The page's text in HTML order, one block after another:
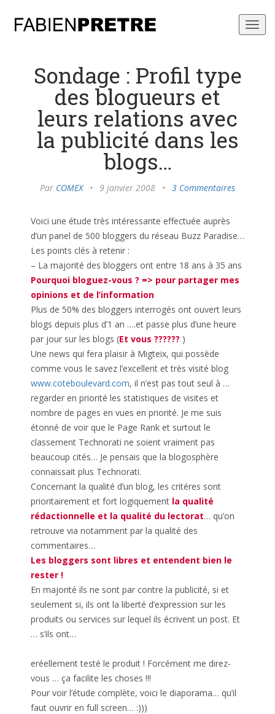
Sondage : Profil type
des blogueurs et
leurs relations avec
la publicité dans les
blogs…
Par COMEX • 9 janvier 2008 • 3 Commentaires
Voici une étude très intéressante effectuée auprès
d’un panel de 500 bloggers du réseau Buzz Paradise…
Les points clés à retenir :
– La majorité des bloggers ont entre 18 ans à 35 ans
Pourquoi bloguez-vous ? => pour partager mes
opinions et de l’information
Plus de 50% des bloggers interrogés ont ouvert leurs
blogs depuis plus d’1 an ….et passe plus d’une heure
par jour sur les blogs (Et vous ?????? )
Une news qui fera plaisir à Migteix, qui possède
comme vous le savez l’excellent et très visité blog
www.coteboulevard.com, il n’est pas tout seul à …
regarder en priorité les statistiques de visites et
nombre de pages en vues en priorité. Je me suis
étonné de voir que le Page Rank et surtout le
classement Technorati ne soient vraiment pas
beaucoup cités… Je pensais que la blogosphère
connaissait plus Technorati.
Concernant la qualité d’un blog, les critéres sont
prioritairement et fort logiquement la qualité
rédactionnelle et la qualité du lectorat… qu’on
retrouve via notamment par la qualité des
commentaires…
Les bloggers sont libres et entendent bien le
rester !
En majorité ils ne sont par contre la publicité, si et
seulement si, ils ont la liberté d’expression sur les
produits ou services sur lequel ils écrivent un post. Et
… s’ils ont…
eréellement testé le produit ! Forcément me direz-
vous … ça facilite les choses !!!
Pour voir l’étude complète, voici le diaporama… qu’il
faut ouvrir en full screen… :)))